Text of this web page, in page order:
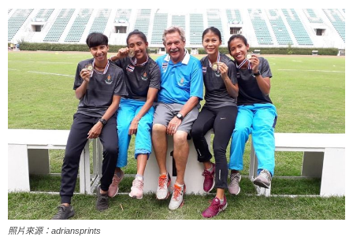
照片來源：adriansprints